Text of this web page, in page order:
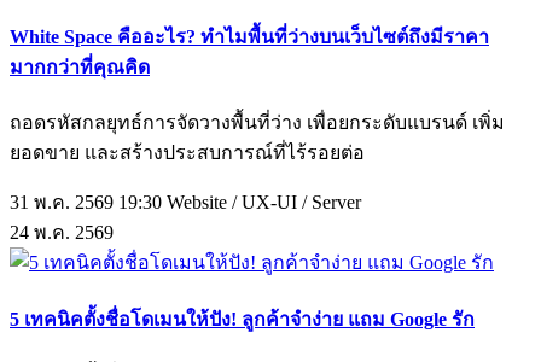
White Space คืออะไร? ทำไมพื้นที่ว่างบนเว็บไซต์ถึงมีราคา
มากกว่าที่คุณคิด
ถอดรหัสกลยุทธ์การจัดวางพื้นที่ว่าง เพื่อยกระดับแบรนด์ เพิ่ม
ยอดขาย และสร้างประสบการณ์ที่ไร้รอยต่อ
31 พ.ค. 2569 19:30 Website / UX-UI / Server
24 พ.ค. 2569
5 เทคนิคตั้งชื่อโดเมนให้ปัง! ลูกค้าจำง่าย แถม Google รัก